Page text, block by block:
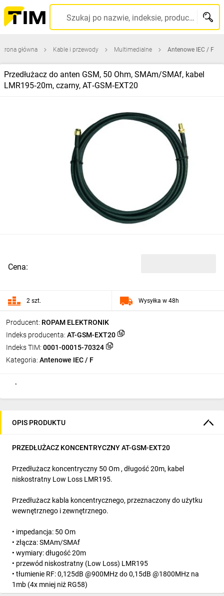
Szukaj po nazwie, indeksie, producencie, kodzie kreskowym...
główna Kable i przewody Multimedialne Antenowe IEC / F
Przedłużacz do anten GSM, 50 Ohm, SMAm/SMAf, kabel
LMR195‑20m, czarny, AT‑GSM‑EXT20
Producent: ROPAM ELEKTRONIK
Indeks producenta: AT-GSM-EXT20
Indeks TIM: 0001-00015-70324
Kategoria: Antenowe IEC / F
Cena:
2 szt. Wysyłka w 48h
OPIS PRODUKTU
PRZEDŁUŻACZ KONCENTRYCZNY AT-GSM-EXT20
Przedłużacz koncentryczny 50 Om , długość 20m, kabel
niskostratny Low Loss LMR195.
Przedłużacz kabla koncentrycznego, przeznaczony do użytku
wewnętrznego i zewnętrznego.
• impedancja: 50 Om
• złącza: SMAm/SMAf
• wymiary: długość 20m
• przewód niskostratny (Low Loss) LMR195
• tłumienie RF: 0,125dB @900MHz do 0,15dB @1800MHz na
1mb (4x mniej niż RG58)